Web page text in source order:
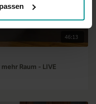
46:13
Raum - LIVE